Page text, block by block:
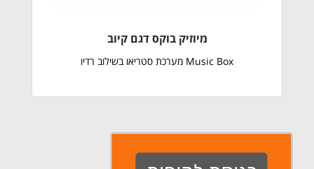
מיוזיק בוקס דגם קיוב
Music Box מערכת סטריאו בשילוב רדיו